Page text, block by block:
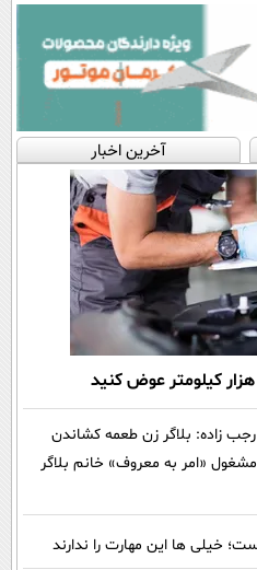
آخرین اخبار
زاده: بلاگر زن طعمه کشاندن
قرار مرگ/ رجب زاده 6 ماه مشغول «امر به معروف» خانم بلاگر
خیلی ها این مهارت را ندارند